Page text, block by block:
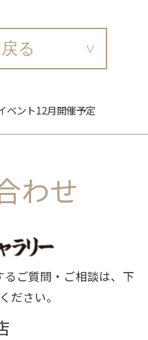
る
ベント12月開催予定
わせ
ご質問・ご相談は、下
ださい。